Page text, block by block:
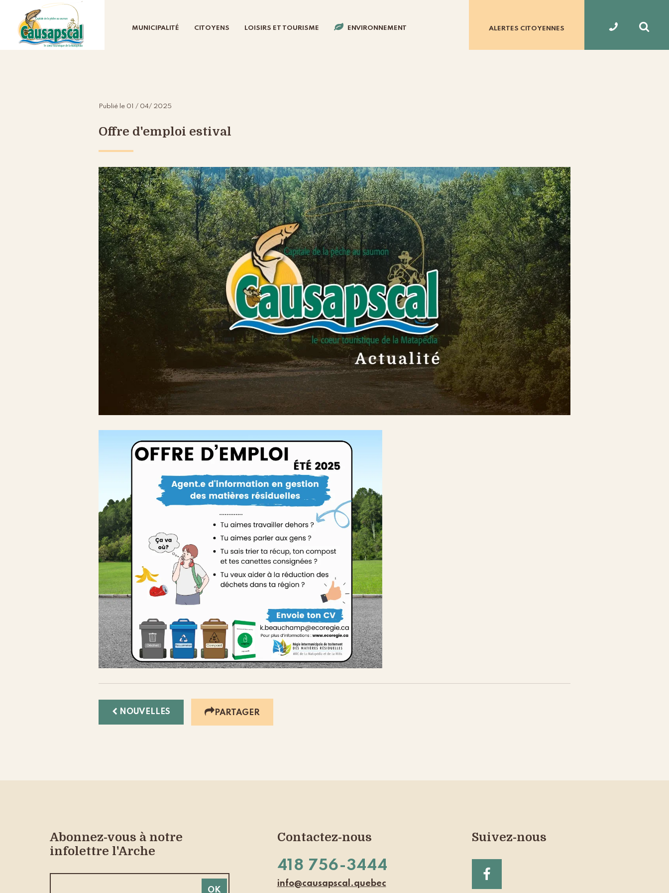
MUNICIPALITÉ CITOYENS LOISIRS ET TOURISME ENVIRONNEMENT ALERTES CITOYENNES
Publié le 01 / 04/ 2025
Offre d'emploi estival
NOUVELLES PARTAGER
Abonnez-vous à notre
infolettre l'Arche
Contactez-nous
418 756-3444
info@causapscal.quebec
Suivez-nous